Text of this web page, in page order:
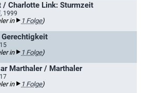
/ Charlotte Link: Sturmzeit
1999
in 1 Folge)
Gerechtigkeit
in 1 Folge)
Marthaler / Marthaler
in 1 Folge)